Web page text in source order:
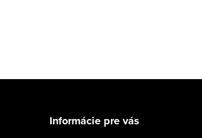
Informácie pre vás